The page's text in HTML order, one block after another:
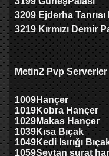
3209 Ejderha Tanrısı
3219 Kırmızı Demir
Metin2 Pvp
1009Hançer
1019Kobra Hançer
1029Makas Hançer
1039Kısa Bıçak
1049Kedi Isırığı
1059Şeytan surat